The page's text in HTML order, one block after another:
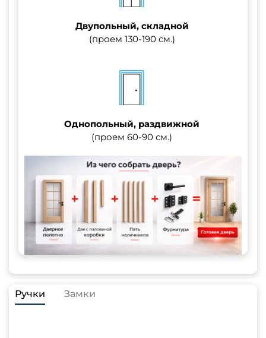
Двупольный, складной
(проем 130-190 см.)
Однопольный, раздвижной
(проем 60-90 см.)
Ручки Замки